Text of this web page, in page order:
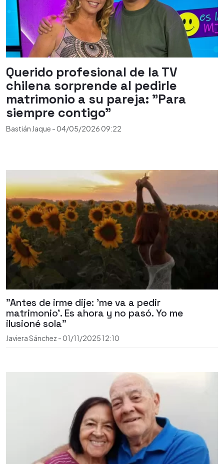
Querido profesional de la TV
chilena sorprende al pedirle
matrimonio a su pareja: "Para
siempre contigo"
Bastián Jaque - 04/05/2026 09:22
"Antes de irme dije: 'me va a pedir
matrimonio'. Es ahora y no pasó. Yo me
ilusioné sola"
Javiera Sánchez - 01/11/2025 12:10